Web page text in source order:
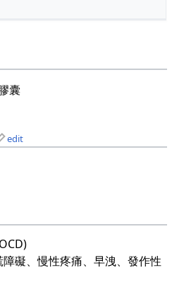
囊
edit
礙、慢性疼痛、早洩、發作性